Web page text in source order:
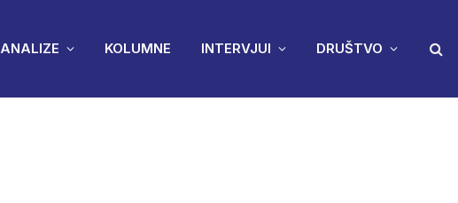
ANALIZE KOLUMNE INTERVJUI DRUŠTVO